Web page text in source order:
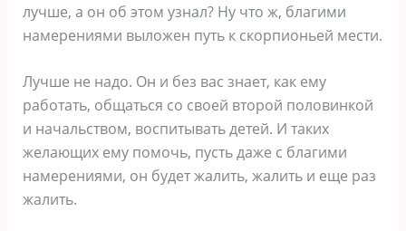
лучше, а он об этом узнал? Ну что ж, благими
намерениями выложен путь к скорпионьей мести.
Лучше не надо. Он и без вас знает, как ему
работать, общаться со своей второй половинкой
и начальством, воспитывать детей. И таких
желающих ему помочь, пусть даже с благими
намерениями, он будет жалить, жалить и еще раз
жалить.